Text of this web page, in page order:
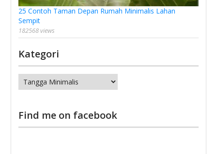
25 Contoh Taman Depan Rumah Minimalis Lahan
Sempit
182568 views
Kategori
Kategori
Find me on facebook